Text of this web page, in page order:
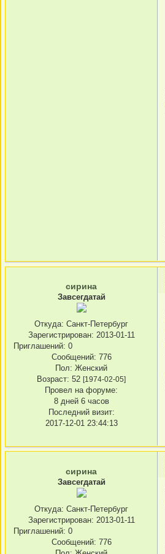
сирина
Завсегдатай
Откуда: Санкт-Петербург
Зарегистрирован: 2013-01-11
Приглашений: 0
Сообщений: 776
Пол: Женский
Возраст: 52 [1974-02-05]
Провел на форуме:
8 дней 6 часов
Последний визит:
2017-12-01 23:44:13
сирина
Завсегдатай
Откуда: Санкт-Петербург
Зарегистрирован: 2013-01-11
Приглашений: 0
Сообщений: 776